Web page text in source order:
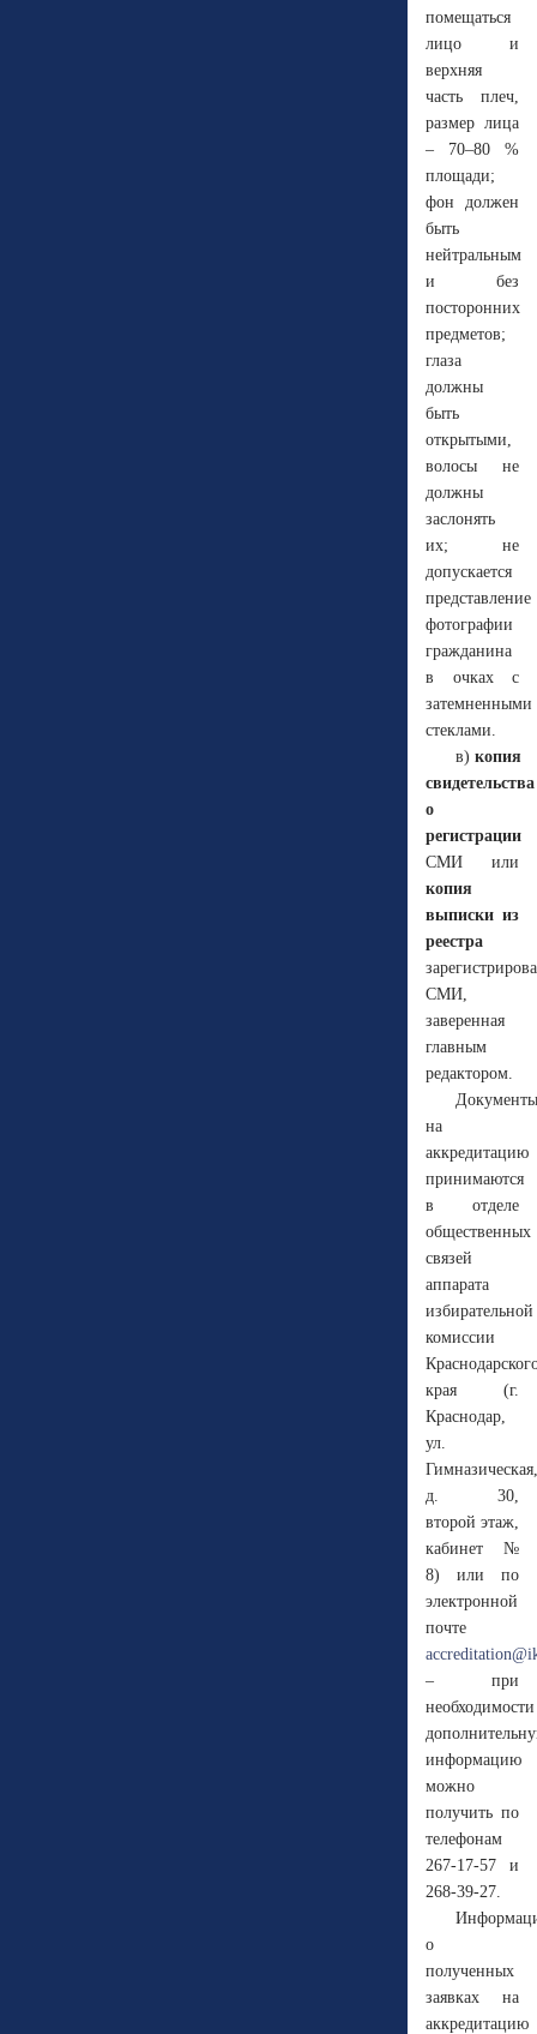
помещаться
лицо и
верхняя
часть плеч,
размер лица
– 70–80 %
площади;
фон должен
быть
нейтральным
и без
посторонних
предметов;
глаза
должны
быть
открытыми,
волосы не
должны
заслонять
их; не
допускается
представление
фотографии
гражданина
в очках с
затемненными
стеклами.
в) копия
свидетельства
о
регистрации
СМИ или
копия
выписки из
реестра
СМИ,
заверенная
главным
редактором.
Документы
на
аккредитацию
принимаются
в отделе
общественных
связей
аппарата
избирательной
комиссии
края (г.
Краснодар,
ул.
Гимназическая,
д. 30,
второй этаж,
кабинет №
8) или по
электронной
почте
– при
необходимости
информацию
можно
получить по
телефонам
267-17-57 и
268-39-27.
о
полученных
заявках на
аккредитацию